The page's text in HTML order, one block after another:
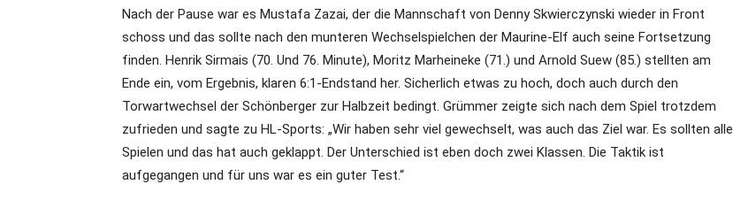
Nach der Pause war es Mustafa Zazai, der die Mannschaft von Denny Skwierczynski wieder in Front
schoss und das sollte nach den munteren Wechselspielchen der Maurine-Elf auch seine Fortsetzung
finden. Henrik Sirmais (70. Und 76. Minute), Moritz Marheineke (71.) und Arnold Suew (85.) stellten am
Ende ein, vom Ergebnis, klaren 6:1-Endstand her. Sicherlich etwas zu hoch, doch auch durch den
Torwartwechsel der Schönberger zur Halbzeit bedingt. Grümmer zeigte sich nach dem Spiel trotzdem
zufrieden und sagte zu HL-Sports: „Wir haben sehr viel gewechselt, was auch das Ziel war. Es sollten alle
Spielen und das hat auch geklappt. Der Unterschied ist eben doch zwei Klassen. Die Taktik ist
aufgegangen und für uns war es ein guter Test.“